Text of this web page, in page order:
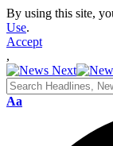
By using this site,
Use.
Accept
,
Font
Aa